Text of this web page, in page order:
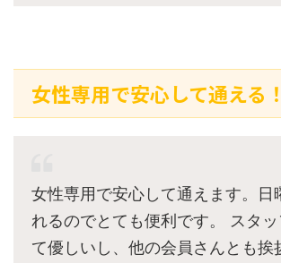
女性専用で安心して通える！
女性専用で安心して通えます。日
れるのでとても便利です。 スタッ
て優しいし、他の会員さんとも挨